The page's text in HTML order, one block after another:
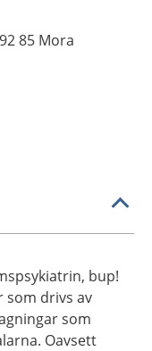
85 Mora
bup!
som drivs av
som
Oavsett